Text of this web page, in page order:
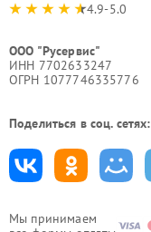
Мы принимаем
4.9-5.0
ООО "Русервис"
ИНН 7702633247
ОГРН 1077746335776
Поделиться в соц. сетях: